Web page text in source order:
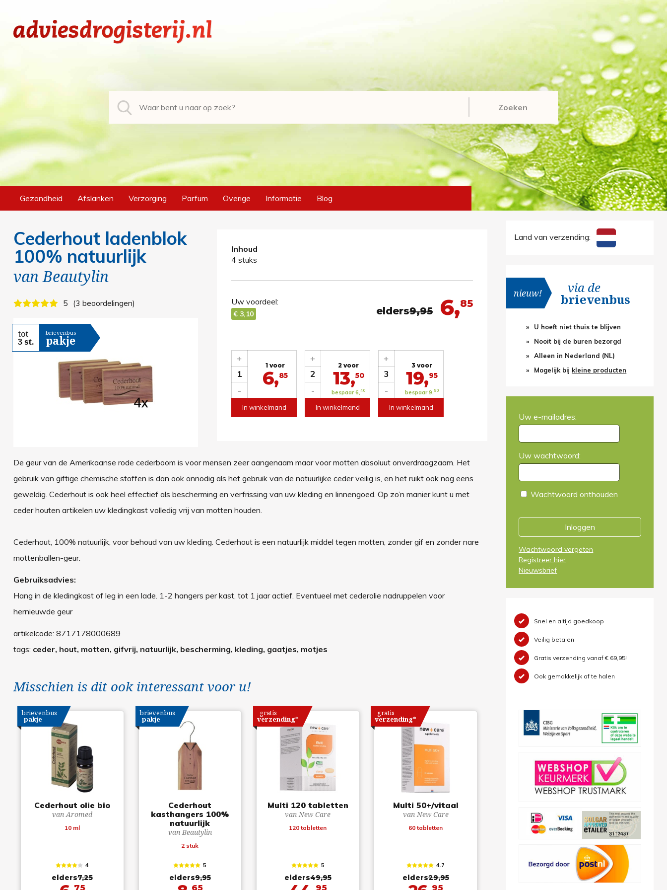
Zoeken
Gezondheid Afslanken Verzorging Parfum Overige Informatie Blog
Cederhout ladenblok
100% natuurlijk
vanBeautylin
5 3 beoordelingen
tot
3 st.
brievenbus
pakje
Inhoud
4 stuks
6,85
elders9,95
Uw voordeel:
€ 3,10
1
-
+
1 voor
6,85
In winkelmand
2
-
+
2 voor
13,50
bespaar 6,40
In winkelmand
3
-
+
3 voor
19,95
bespaar 9, 90
In winkelmand
De geur van de Amerikaanse rode cederboom is voor mensen zeer aangenaam maar voor motten absoluut onverdraagzaam. Het
gebruik van giftige chemische stoffen is dan ook onnodig als het gebruik van de natuurlijke ceder veilig is, en het ruikt ook nog eens
geweldig. Cederhout is ook heel effectief als bescherming en verfrissing van uw kleding en linnengoed. Op zo’n manier kunt u met
ceder houten artikelen uw kledingkast volledig vrij van motten houden.
Cederhout, 100% natuurlijk, voor behoud van uw kleding. Cederhout is een natuurlijk middel tegen motten, zonder gif en zonder nare
mottenballen-geur.
Gebruiksadvies:
Hang in de kledingkast of leg in een lade. 1-2 hangers per kast, tot 1 jaar actief. Eventueel met cederolie nadruppelen voor
hernieuwde geur
artikelcode: 8717178000689
tags: ceder, hout, motten, gifvrij, natuurlijk, bescherming, kleding, gaatjes, motjes
Misschien is dit ook interessant voor u!
Cederhout olie bio
van Aromed
10 ml
brievenbus
pakje
4
elders7,25
75
Cederhout
kasthangers 100%
natuurlijk
van Beautylin
2 stuk
brievenbus
pakje
5
elders9,95
65
Multi 120 tabletten
van New Care
120 tabletten
gratis
verzending*
5
elders49,95
95
Multi 50+/vitaal
van New Care
60 tabletten
gratis
verzending*
4.7
elders29,95
95
Land van verzending:
nieuw! via de
brievenbus
U hoeft niet thuis te blijven
Nooit bij de buren bezorgd
Alleen in Nederland (NL)
Mogelijk bij kleine producten
Uw e-mailadres:
Uw wachtwoord:
Wachtwoord onthouden
Inloggen
Wachtwoord vergeten
Registreer hier
Nieuwsbrief
Snel en altijd goedkoop
Veilig betalen
Gratis verzending vanaf € 69,95!
Ook gemakkelijk af te halen